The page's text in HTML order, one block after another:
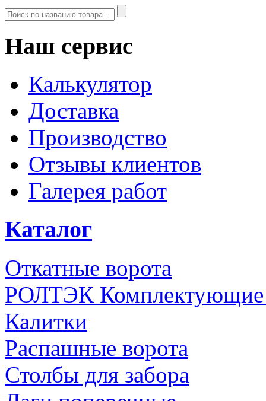
Наш сервис
Калькулятор
Доставка
Производство
Отзывы клиентов
Галерея работ
Каталог
Откатные ворота
РОЛТЭК Комплектующие
Калитки
Распашные ворота
Столбы для забора